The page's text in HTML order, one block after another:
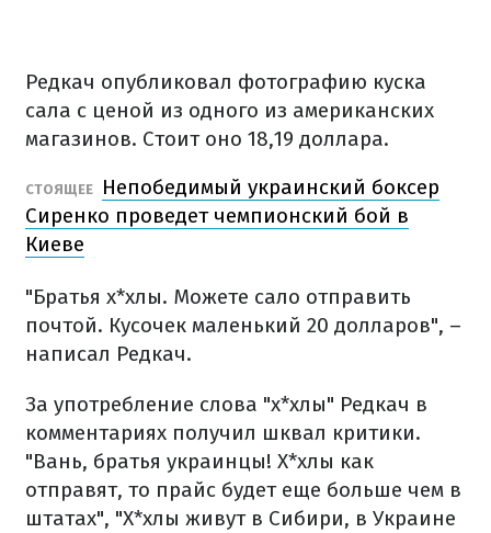
Редкач опубликовал фотографию куска
сала с ценой из одного из американских
магазинов. Стоит оно 18,19 доллара.
СТОЯЩЕЕ
Непобедимый украинский боксер
Сиренко проведет чемпионский бой в
Киеве
"Братья х*хлы. Можете сало отправить
почтой. Кусочек маленький 20 долларов", –
написал Редкач.
За употребление слова "х*хлы" Редкач в
комментариях получил шквал критики.
"Вань, братья украинцы! Х*хлы как
отправят, то прайс будет еще больше чем в
штатах", "Х*хлы живут в Сибири, в Украине